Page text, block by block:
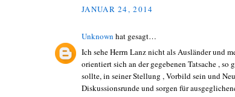
JANUAR 24, 2014
Unknown hat gesagt…
Ich sehe Herrn Lanz nicht als Ausländer und
orientiert sich an der gegebenen Tatsache ,
sollte, in seiner Stellung , Vorbild sein und
Diskussionsrunde und sorgen für